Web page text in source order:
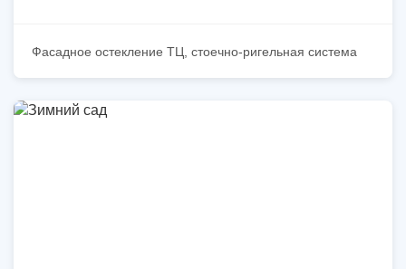
Фасадное остекление ТЦ, стоечно-ригельная система